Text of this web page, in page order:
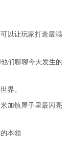
以让玩家打造最满
们聊聊今天发生的
界。
加镇屋子里最闪亮
本领